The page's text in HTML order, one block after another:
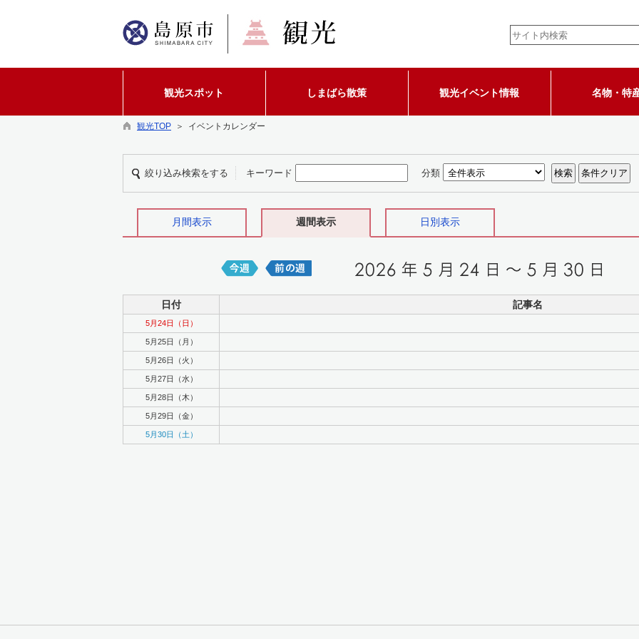
観光スポット しまばら散策 観光イベント情報 名物・特
観光TOP ＞ イベントカレンダー
絞り込み検索をする キーワード 分類
月間表示 週間表示 日別表示
日付 記事名
5月24日（日）
5月25日（月）
5月26日（火）
5月27日（水）
5月28日（木）
5月29日（金）
5月30日（土）